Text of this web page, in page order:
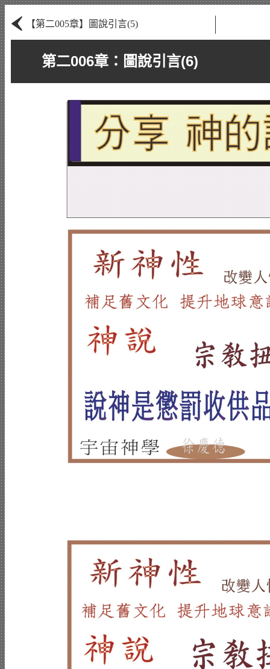
‹ 【第二005章】圖說引言(5)
第二006章：圖說引言(6)